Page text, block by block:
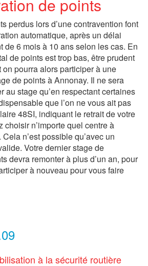
de points
perdus lors d’une contravention font
automatique, après un délai
de 6 mois à 10 ans selon les cas. En
de points est trop bas, être prudent
pourra alors participer à une
de points à Annonay. Il ne sera
au stage qu’en respectant certaines
que l’on ne vous ait pas
48SI, indiquant le retrait de votre
choisir n’importe quel centre à
n’est possible qu’avec un
Votre dernier stage de
devra remonter à plus d’un an, pour
à nouveau pour vous faire
à la sécurité routière